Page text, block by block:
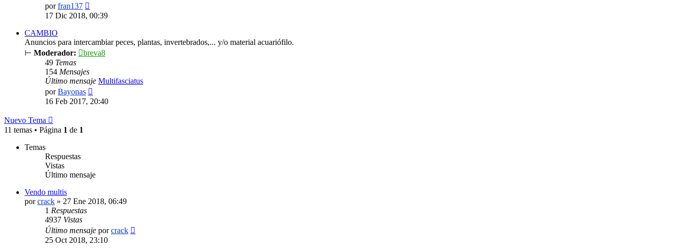
porfran137
último
17 Dic 2018, 00:39
CAMBIO
Anuncios para intercambiar peces, plantas, invertebrados,... y/o material acuariófilo.
⊢ Moderador:
breva8
49 Temas
154 Mensajes
Último mensaje Multifasciatus
porBayonas
último
16 Feb 2017, 20:40
Nuevo Tema
11 temas • Página 1 de 1
Temas
Respuestas
Vistas
Último mensaje
Vendo multis
porcrack » 27 Ene 2018, 06:49
1 Respuestas
4937 Vistas
Último mensaje porcrack
25 Oct 2018, 23:10